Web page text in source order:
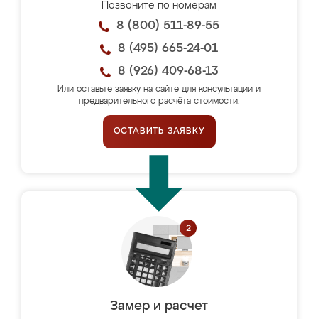
Позвоните по номерам
8 (800) 511-89-55
8 (495) 665-24-01
8 (926) 409-68-13
Или оставьте заявку на сайте для консультации и
предварительного расчёта стоимости.
ОСТАВИТЬ ЗАЯВКУ
Замер и расчет